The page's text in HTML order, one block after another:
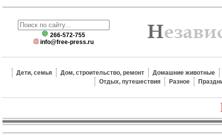
266-572-755
info@free-press.ru
Дети, семья Дом, строительство, ремонт
Домашние животные
Отдых, путешествия
Разное